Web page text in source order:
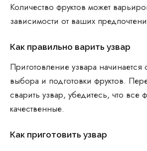
Количество фруктов может
зависимости от ваших
Как правильно варить узвар
Приготовление узвара начинается
выбора и подготовки фруктов.
сварить узвар, убедитесь, что все
качественные.
Как приготовить узвар